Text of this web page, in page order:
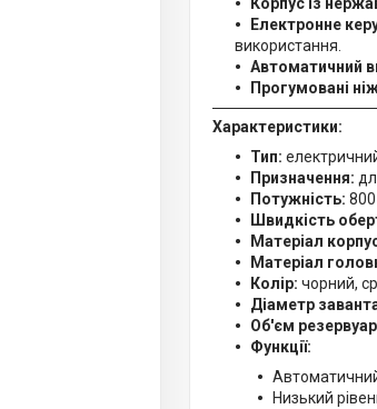
Корпус із
Електронне
використання.
Автоматичний
Прогумовані
Характеристики:
Тип:
Призначення:
Потужність:
Швидкість
Матеріал
Матеріал
Колір: чорний,
Діаметр
Об'єм
Функції:
Низький